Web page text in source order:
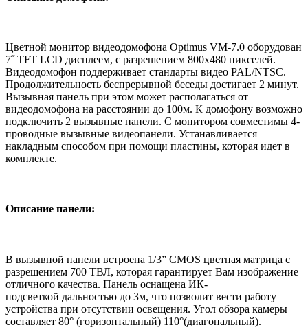
Цветной монитор видеодомофона Optimus VM-7.0 оборудован
7˝ TFT LCD дисплеем, с разрешением 800х480 пикселей.
Видеодомофон поддерживает стандарты видео PAL/NTSC.
Продолжительность беспрерывной беседы достигает 2 минут.
Вызывная панель при этом может располагаться от
видеодомофона на расстоянии до 100м. К домофону возможно
подключить 2 вызывные панели. С монитором совместимы 4-
проводные вызывные видеопанели. Устанавливается
накладным способом при помощи пластины, которая идет в
комплекте.
Описание панели:
В вызывной панели встроена 1/3” CMOS цветная матрица с
разрешением 700 ТВЛ, которая гарантирует Вам изображение
отличного качества. Панель оснащена ИК-
подсветкой дальностью до 3м, что позволит вести работу
устройства при отсутствии освещения. Угол обзора камеры
составляет 80° (горизонтальный) 110°(диагональный).